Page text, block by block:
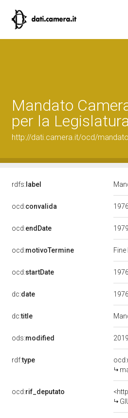
Mandato
per la
http://dati.camera.it/ocd/
rdfs: label
ocd:convalida
ocd:endDate
ocd:motivoTermine
ocd:startDate
dc:date
dc:title
ods:modified
rdf:type
ocd:rif_deputato